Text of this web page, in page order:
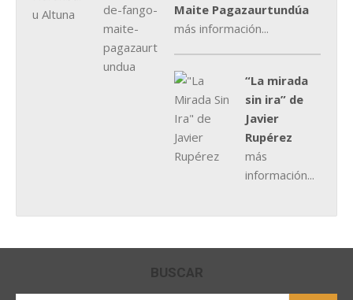
Maite Pagazaurtundúa
más información...
“La mirada
sin ira” de
Javier
Rupérez
más
información...
BUSCAR